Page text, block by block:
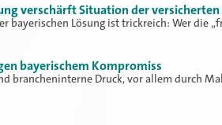
verschärft Situation der
bayerischen Lösung ist trickreich: Wer die
bayerischem Kompromiss
brancheninterne Druck, vor allem durch